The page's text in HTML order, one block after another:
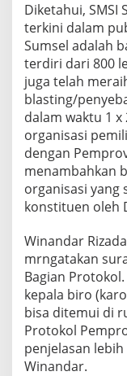
Diketahui, SMSI
terkini dalam
Sumsel adalah
terdiri dari 800
juga telah
blasting/
dalam waktu 1 x
organisasi
dengan
menambahkan
organisasi yang
konstituen oleh
Winandar
mrngatakan
Bagian
kepala biro
bisa ditemui di
Protokol
penjelasan
Winandar.